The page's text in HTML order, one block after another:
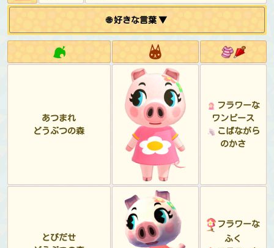
🌐 好きな言葉 ▼
あつまれ
どうぶつの森
フラワーな
ワンピース
こばながら
のかさ
とびだせ
フラワーな
ふく